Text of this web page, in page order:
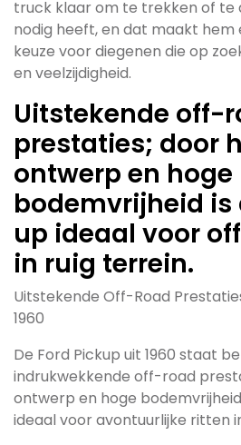
truck klaar om te trekken of te
nodig heeft, en dat maakt hem
keuze voor diegenen die op
en veelzijdigheid.
Uitstekende off-
prestaties; door
ontwerp en hoge
bodemvrijheid is
up ideaal voor
in ruig terrein.
Uitstekende Off-Road
1960
De Ford Pickup uit 1960 staat
indrukwekkende off-road
ontwerp en hoge
ideaal voor avontuurlijke ritten